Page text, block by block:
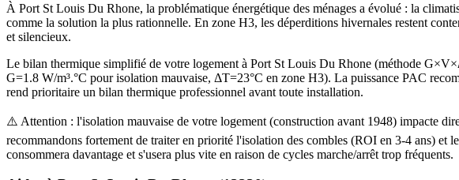
À Port St Louis Du Rhone, la problématique énergétique des ménages a évolué : la
comme la solution la plus rationnelle. En zone H3, les déperditions hivernales restent
et silencieux.
Le bilan thermique simplifié de votre logement à Port St Louis Du Rhone (méthode
G=1.8 W/m³.°C pour isolation mauvaise, ΔT=23°C en zone H3). La puissance PAC
rend prioritaire un bilan thermique professionnel avant toute installation.
⚠️ Attention : l'isolation mauvaise de votre logement (construction avant 1948) impacte
recommandons fortement de traiter en priorité l'isolation des combles (ROI en 3-4 ans) et
consommera davantage et s'usera plus vite en raison de cycles marche/arrêt trop fréquents.